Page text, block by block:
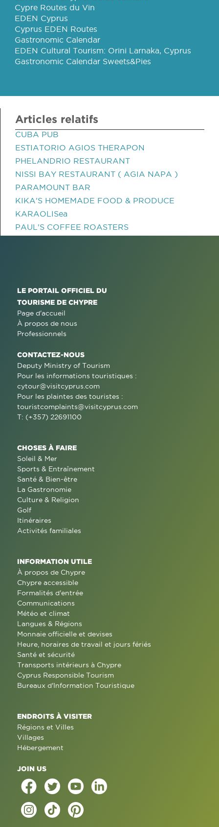
Cypre Routes du Vin
EDEN Cyprus
Cyprus EDEN Routes
Gastronomic Calendar
EDEN Cultural Tourism: Orini Larnaka, Cyprus
Gastronomic Calendar Sweets&Pies
Articles relatifs
CUBA PUB
ESTIATORIO AGIOS THERAPON
PHELANDRIO RESTAURANT
NISSI BAY RESTAURANT ( AGIA NAPA )
PARAMOUNT BAR
KIKA'S HOMEMADE FOOD & PRODUCE
KARAOLISea
PAUL'S COFFEE ROASTERS
LE PORTAIL OFFICIEL DU
TOURISME DE CHYPRE
Page d'accueil
À propos de nous
Professionnels
CONTACTEZ-NOUS
Deputy Ministry of Tourism
Pour les informations touristiques :
cytour@visitcyprus.com
Pour les plaintes des touristes :
touristcomplaints@visitcyprus.com
T: (+357) 22691100
CHOSES À FAIRE
Soleil & Mer
Sports & Entraînement
Santé & Bien-être
La Gastronomie
Culture & Religion
Golf
Itinéraires
Activités familiales
INFORMATION UTILE
À propos de Chypre
Chypre accessible
Formalités d'entrée
Communications
Météo et climat
Langues & Régions
Monnaie officielle et devises
Heure, horaires de travail et jours fériés
Santé et sécurité
Transports intérieurs à Chypre
Cyprus Responsible Tourism
Bureaux d'Information Touristique
ENDROITS À VISITER
Régions et Villes
Villages
Hébergement
JOIN US